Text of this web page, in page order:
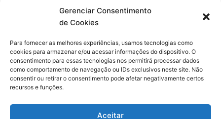
Gerenciar Consentimento
de Cookies
Para fornecer as melhores experiências, usamos tecnologias como
cookies para armazenar e/ou acessar informações do dispositivo. O
consentimento para essas tecnologias nos permitirá processar dados
como comportamento de navegação ou IDs exclusivos neste site. Não
consentir ou retirar o consentimento pode afetar negativamente certos
recursos e funções.
Aceitar
Y